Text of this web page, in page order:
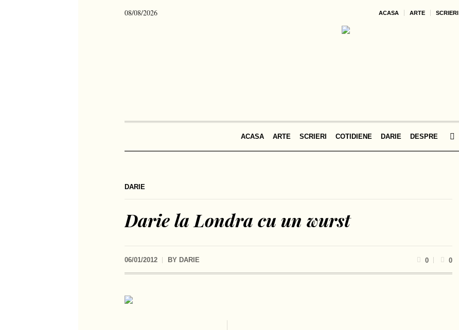
ACASA ARTE SCRIERI
08/08/2026
ACASA ARTE SCRIERI COTIDIENE DARIE DESPRE
DARIE
Darie la Londra cu un wurst
06/01/2012 BY DARIE 0 0